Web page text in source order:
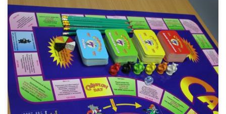
На прошлой неделе в Тюмени определились финалисты IV чемпионата города
Тюмени среди молодежи по финансовой игре «Денежный поток». В трех
полуфиналах приняли участие около 100